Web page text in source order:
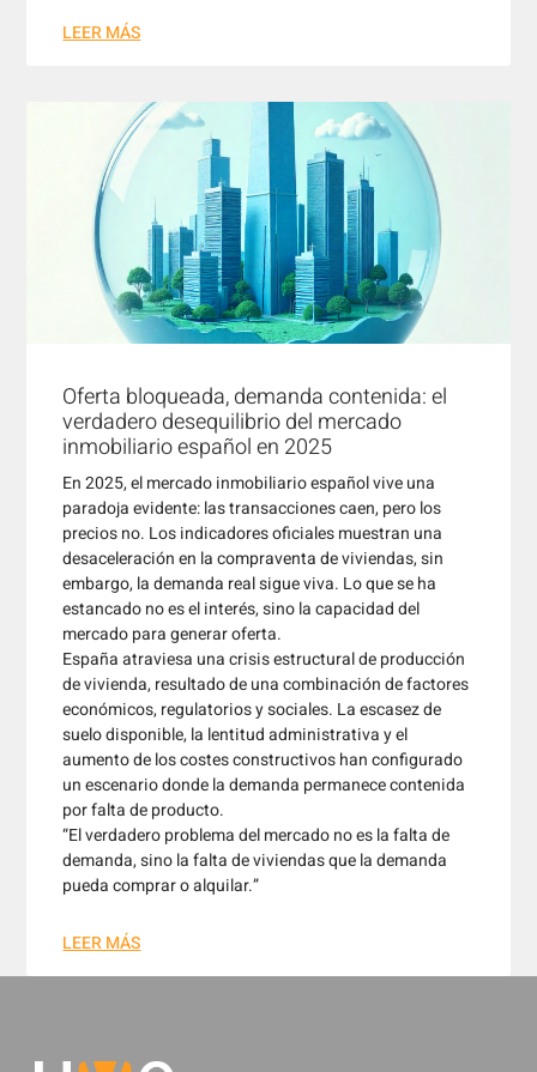
LEER MÁS
Oferta bloqueada, demanda contenida: el
verdadero desequilibrio del mercado
inmobiliario español en 2025
En 2025, el mercado inmobiliario español vive una
paradoja evidente: las transacciones caen, pero los
precios no. Los indicadores oficiales muestran una
desaceleración en la compraventa de viviendas, sin
embargo, la demanda real sigue viva. Lo que se ha
estancado no es el interés, sino la capacidad del
mercado para generar oferta.
España atraviesa una crisis estructural de producción
de vivienda, resultado de una combinación de factores
económicos, regulatorios y sociales. La escasez de
suelo disponible, la lentitud administrativa y el
aumento de los costes constructivos han configurado
un escenario donde la demanda permanece contenida
por falta de producto.
“El verdadero problema del mercado no es la falta de
demanda, sino la falta de viviendas que la demanda
pueda comprar o alquilar.”
LEER MÁS